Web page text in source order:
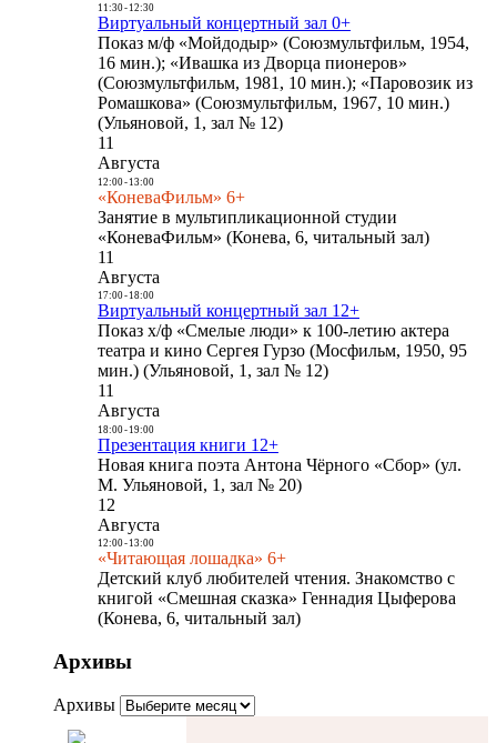
11:30- 12:30
Виртуальный концертный зал 0+
Показ м/ф «Мойдодыр» (Союзмультфильм, 1954,
16 мин.); «Ивашка из Дворца пионеров»
(Союзмультфильм, 1981, 10 мин.); «Паровозик из
Ромашкова» (Союзмультфильм, 1967, 10 мин.)
(Ульяновой, 1, зал № 12)
11
Августа
12:00- 13:00
«КоневаФильм» 6+
Занятие в мультипликационной студии
«КоневаФильм» (Конева, 6, читальный зал)
11
Августа
17:00- 18:00
Виртуальный концертный зал 12+
Показ х/ф «Смелые люди» к 100-летию актера
театра и кино Сергея Гурзо (Мосфильм, 1950, 95
мин.) (Ульяновой, 1, зал № 12)
11
Августа
18:00- 19:00
Презентация книги 12+
Новая книга поэта Антона Чёрного «Сбор» (ул.
М. Ульяновой, 1, зал № 20)
12
Августа
12:00- 13:00
«Читающая лошадка» 6+
Детский клуб любителей чтения. Знакомство с
книгой «Смешная сказка» Геннадия Цыферова
(Конева, 6, читальный зал)
Архивы
Архивы